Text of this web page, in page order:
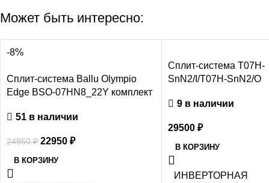
Может быть интересно:
-8%
Сплит-система Ballu Olympio
Edge BSO-07HN8_22Y комплект
51 в наличии
24950₽ 22950 ₽
В КОРЗИНУ
Сплит-система T07H-
SnN2/I/T07H-SnN2/O
9 в наличии
29500₽
В КОРЗИНУ
ИНВЕРТОРНАЯ